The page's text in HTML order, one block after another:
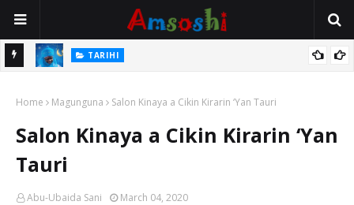
TARIHI
Home Magunguna Salon Kinaya a Cikin Kirarin ‘Yan Tauri
Salon Kinaya a Cikin Kirarin ‘Yan
Tauri
Abu-Ubaida Sani March 04, 2020